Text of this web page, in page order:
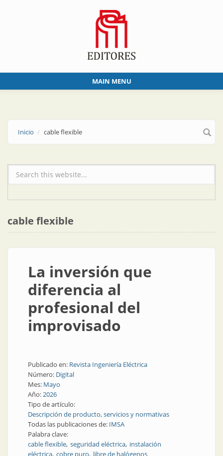
MAIN MENU
Inicio cable flexible
Formulario de búsqueda
cable flexible
La inversión que
diferencia al
profesional del
improvisado
Publicado en: Revista Ingeniería Eléctrica
Número: Digital
Mes: Mayo
Año:2026
Tipo de artículo:
Descripción de producto, servicios y normativas
Todas las publicaciones de: IMSA
Palabra clave:
cable flexible seguridad eléctrica instalación
eléctrica cobre puro libre de halógenos